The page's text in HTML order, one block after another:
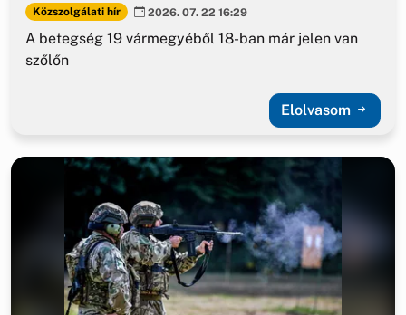
Közszolgálati hír 2026. 07. 22 16:29
A betegség 19 vármegyéből 18-ban már jelen van
szőlőn
Elolvasom